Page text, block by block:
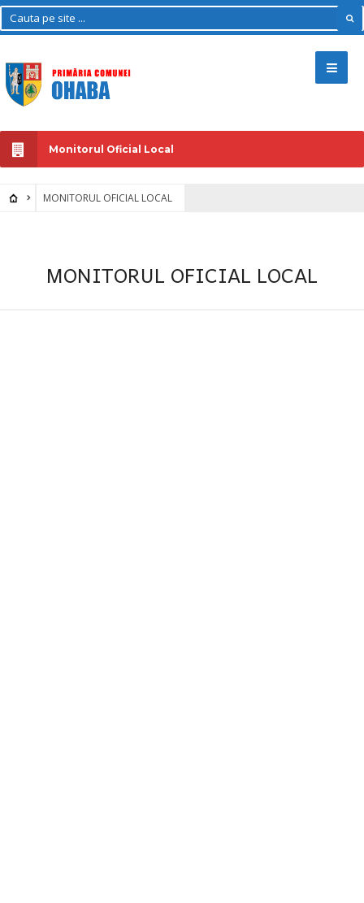
Monitorul Oficial Local
MONITORUL OFICIAL LOCAL
MONITORUL OFICIAL LOCAL